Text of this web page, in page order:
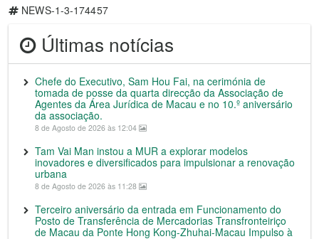
NEWS-1-3-174457
Últimas notícias
Chefe do Executivo, Sam Hou Fai, na cerimónia de
tomada de posse da quarta direcção da Associação de
Agentes da Área Jurídica de Macau e no 10.º aniversário
da associação.
8 de Agosto de 2026 às 12:04
Tam Vai Man instou a MUR a explorar modelos
inovadores e diversificados para impulsionar a renovação
urbana
8 de Agosto de 2026 às 11:28
Terceiro aniversário da entrada em Funcionamento do
Posto de Transferência de Mercadorias Transfronteiriço
de Macau da Ponte Hong Kong-Zhuhai-Macau Impulso à